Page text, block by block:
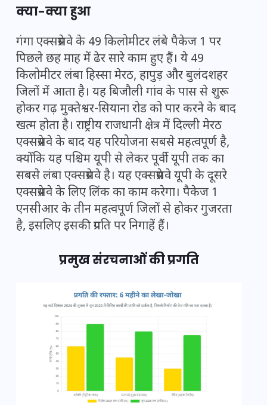
क्या-क्या हुआ
गंगा एक्सप्रेसवेके 49 किलोमीटर लंबे पैकेज 1 पर
पिछले छह माह में ढेर सारे काम हुए हैं। ये 49
किलोमीटर लंबा हिस्सा मेरठ, हापुड़ और बुलंदशहर
जिलों में आता है। यह बिजौली गांव के पास से शुरू
होकर गढ़ मुक्तेश्वर-सियाना रोड को पार करने के बाद
खत्म होता है। राष्ट्रीय राजधानी क्षेत्र में दिल्ली मेरठ
एक्सप्रेसवे के बाद यह परियोजना सबसे महत्वपूर्ण है,
क्योंकि यह पश्चिम यूपी से लेकर पूर्वी यूपी तक का
सबसे लंबा एक्सप्रेसवे है। यह एक्सप्रेसवे यूपी के दूसरे
एक्सप्रेसवे के लिए लिंक का काम करेगा। पैकेज 1
एनसीआर के तीन महत्वपूर्ण जिलों से होकर गुजरता
है, इसलिए इसकी प्रगति पर निगाहें हैं।
प्रमुख संरचनाओं की प्रगति